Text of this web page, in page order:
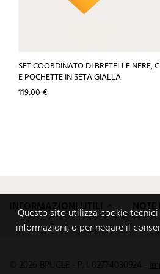
SET COORDINATO DI BRETELLE NERE,
E POCHETTE IN SETA GIALLA
Prezzo
119,00 €
Questo sito utilizza cookie
informazioni, o per negare il
INFORMAZIONI UTILI
© 2026 BRUCLE - P. I. 02774030924